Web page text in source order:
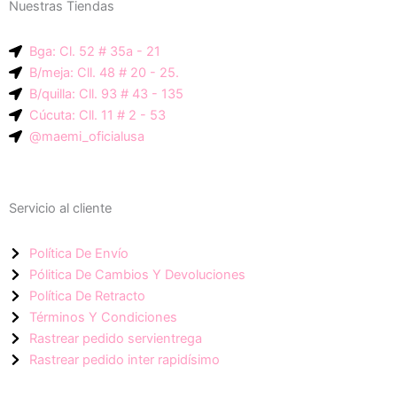
c
e
p
i
c
o
n
t
a
g
a
m
t
s
a
Nuestras Tiendas
Bga: Cl. 52 # 35a - 21
B/meja: Cll. 48 # 20 - 25.
B/quilla: Cll. 93 # 43 - 135
Cúcuta: Cll. 11 # 2 - 53
@maemi_oficialusa
Servicio al cliente
Política De Envío
Pólitica De Cambios Y Devoluciones
Política De Retracto
Términos Y Condiciones
Rastrear pedido servientrega
Rastrear pedido inter rapidísimo